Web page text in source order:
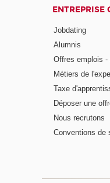
ENTREPRISE
Jobdating
Alumnis
Offres emplois -
Métiers de
Taxe
Déposer une
Nous recrutons
Conventions de